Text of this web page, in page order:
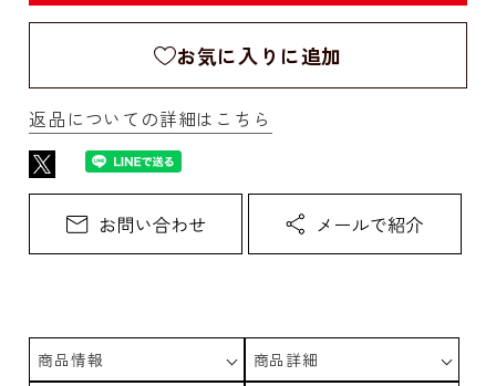
お気に入りに追加
返品についての詳細はこちら
商品情報
商品詳細